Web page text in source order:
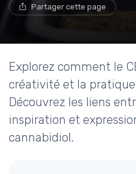
Partager cette page
Explorez comment le
créativité et la pratique
Découvrez les liens
inspiration et
cannabidiol.